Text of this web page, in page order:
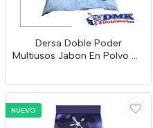
Dersa Doble Poder
Multiusos Jabon En Polvo De
NUEVO